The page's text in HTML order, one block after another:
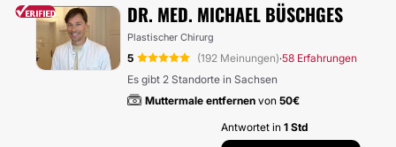
DR. MED. MICHAEL BÜSCHGES
Plastischer Chirurg
5 (192 Meinungen)·58 Erfahrungen
Es gibt 2 Standorte in Sachsen
Muttermale entfernen von 50€
Antwortet in 1 Std